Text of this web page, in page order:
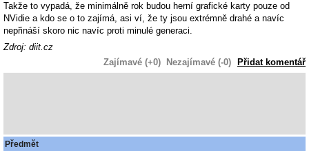
Takže to vypadá, že minimálně rok budou herní grafické karty pouze od
NVidie a kdo se o to zajímá, asi ví, že ty jsou extrémně drahé a navíc
nepřináší skoro nic navíc proti minulé generaci.
Zdroj: diit.cz
Zajímavé (+0)
Nezajímavé (-0) Přidat komentář
Předmět